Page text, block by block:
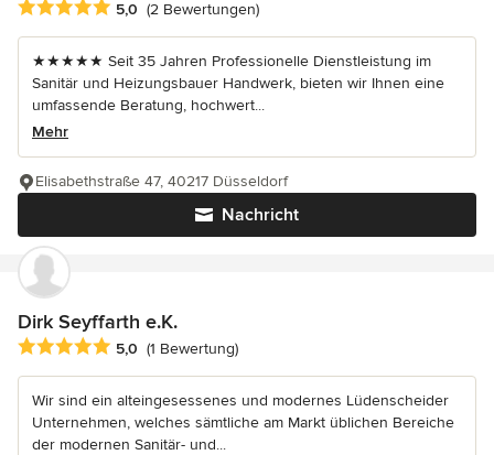
Durchschnittliche Bewertung: 5 von 5 Sternen
5,0 (2 Bewertungen)
★★★★★ Seit 35 Jahren Professionelle Dienstleistung im
Sanitär und Heizungsbauer Handwerk, bieten wir Ihnen eine
umfassende Beratung, hochwert...
Mehr
Nachricht
Elisabethstraße 47, 40217 Düsseldorf
Dirk Seyffarth e.K.
Durchschnittliche Bewertung: 5 von 5 Sternen
5,0 (1 Bewertung)
Wir sind ein alteingesessenes und modernes Lüdenscheider
Unternehmen, welches sämtliche am Markt üblichen Bereiche
der modernen Sanitär- und...